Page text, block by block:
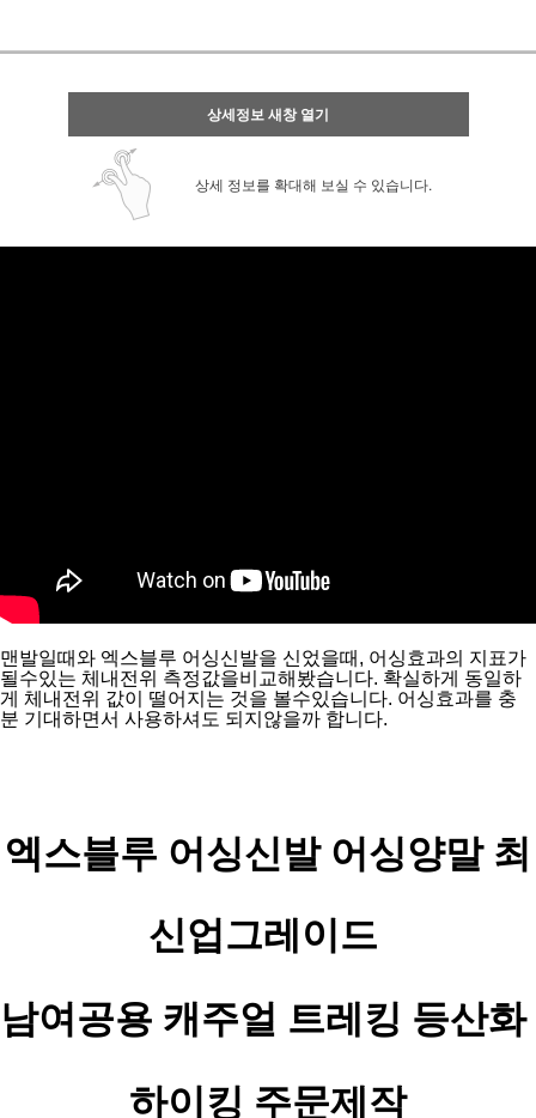
상세정보 새창 열기
상세 정보를 확대해 보실 수 있습니다.
맨발일때와 엑스블루 어싱신발을 신었을때, 어싱효과의 지표가
될수있는 체내전위 측정값을비교해봤습니다. 확실하게 동일하
게 체내전위 값이 떨어지는 것을 볼수있습니다. 어싱효과를 충
분 기대하면서 사용하셔도 되지않을까 합니다.
엑스블루 어싱신발 어싱양말 최
신업그레이드
남여공용 캐주얼 트레킹 등산화
하이킹 주문제작